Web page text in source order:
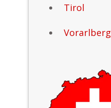
Tirol
Vorarlberg